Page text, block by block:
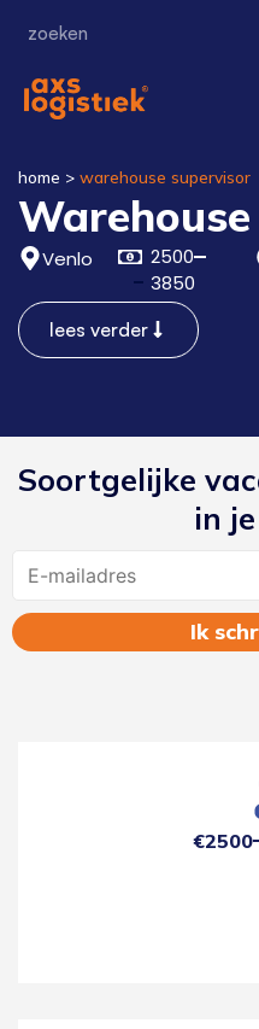
home > warehouse supervisor
Venlo
2500
3850
lees verder
Soortgelijke
in
€2500